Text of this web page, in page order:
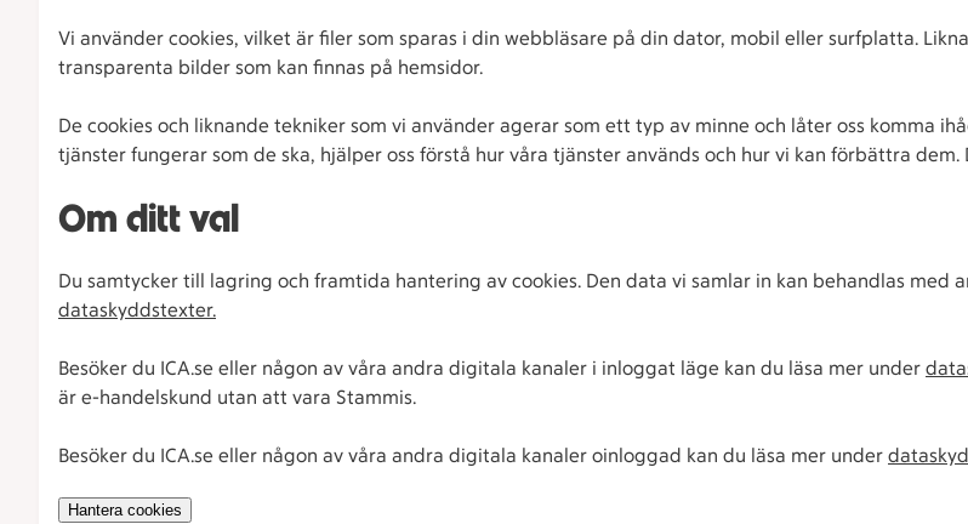
Vi använder cookies, vilket är filer som sparas i din webbläsare på din dator, mobil eller surfplatta.
transparenta bilder som kan finnas på hemsidor.
De cookies och liknande tekniker som vi använder agerar som ett typ av minne och låter oss komma
tjänster fungerar som de ska, hjälper oss förstå hur våra tjänster används och hur vi kan förbättra
Om ditt val
Du samtycker till lagring och framtida hantering av cookies. Den data vi samlar in kan behandlas med
dataskyddstexter.
Besöker du ICA.se eller någon av våra andra digitala kanaler i inloggat läge kan du läsa mer under
är e-handelskund utan att vara Stammis.
Besöker du ICA.se eller någon av våra andra digitala kanaler oinloggad kan du läsa mer under
Hantera cookies